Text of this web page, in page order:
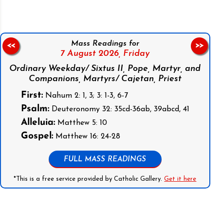
Mass Readings for
7 August 2026, Friday
Ordinary Weekday/ Sixtus II, Pope, Martyr, and
Companions, Martyrs/ Cajetan, Priest
First:Nahum 2: 1, 3; 3: 1-3, 6-7
Psalm:Deuteronomy 32: 35cd-36ab, 39abcd, 41
Alleluia:Matthew 5: 10
Gospel:Matthew 16: 24-28
FULL MASS READINGS
*This is a free service provided by Catholic Gallery.Get it here
<< >>